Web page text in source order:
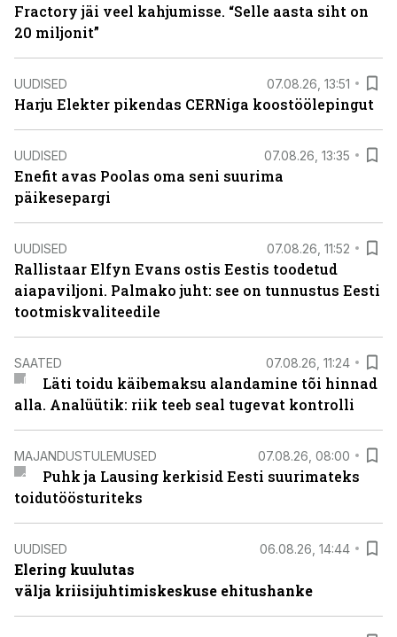
Fractory jäi veel kahjumisse. “Selle aasta siht on
20 miljonit”
UUDISED 07.08.26, 13:51
Harju Elekter pikendas CERNiga koostöölepingut
UUDISED 07.08.26, 13:35
Enefit avas Poolas oma seni suurima
päikesepargi
UUDISED 07.08.26, 11:52
Rallistaar Elfyn Evans ostis Eestis toodetud
aiapaviljoni. Palmako juht: see on tunnustus Eesti
tootmiskvaliteedile
SAATED 07.08.26, 11:24
Läti toidu käibemaksu alandamine tõi hinnad
alla. Analüütik: riik teeb seal tugevat kontrolli
MAJANDUSTULEMUSED 07.08.26, 08:00
Puhk ja Lausing kerkisid Eesti suurimateks
toidutöösturiteks
UUDISED 06.08.26, 14:44
Elering kuulutas
välja kriisijuhtimiskeskuse ehitushanke